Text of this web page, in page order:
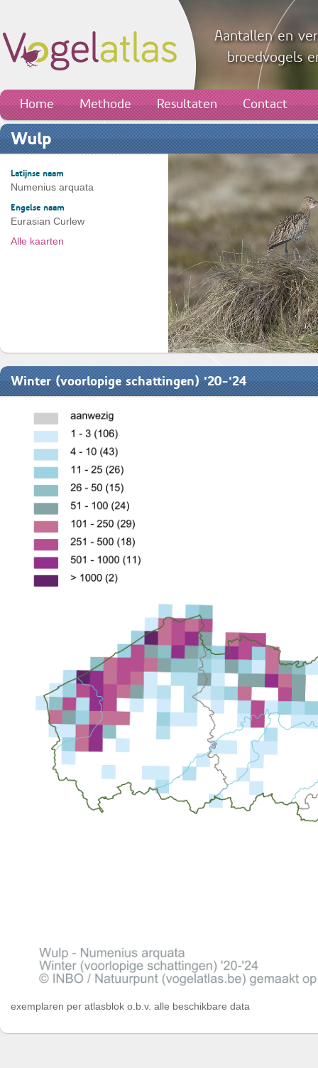
Aantallen en
broedvogels
Home Methode Resultaten Contact
Wulp
Latijnse naam
Numenius arquata
Engelse naam
Eurasian Curlew
Alle kaarten
Winter (voorlopige schattingen) '20-'24
exemplaren per atlasblok o.b.v. alle beschikbare data